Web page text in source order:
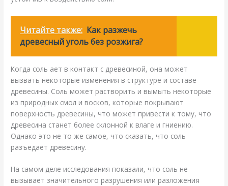
Читайте также: Как разжечь
древесный уголь без розжига?
Когда соль ает в контакт с древесиной, она может
вызвать некоторые изменения в структуре и составе
древесины. Соль может растворить и вымыть некоторые
из природных смол и восков, которые покрывают
поверхность древесины, что может привести к тому, что
древесина станет более склонной к влаге и гниению.
Однако это не то же самое, что сказать, что соль
разъедает древесину.
На самом деле исследования показали, что соль не
вызывает значительного разрушения или разложения